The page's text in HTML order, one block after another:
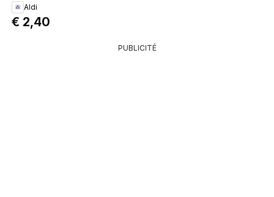
crackers en kaas
Aldi
€ 2,40
PUBLICITÉ